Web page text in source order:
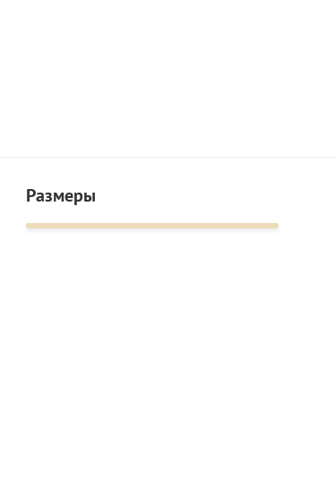
Размеры